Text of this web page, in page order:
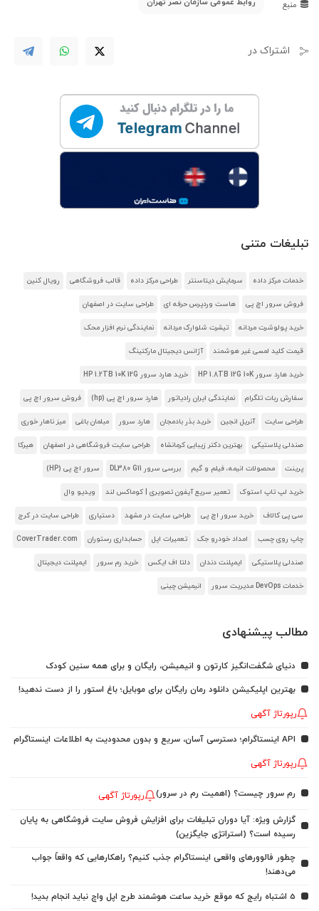
منبع
اشتراک در
تبلیغات متنی
خدمات مرکز داده سرمایش دیتاسنتر طراحی مرکز داده قالب فروشگاهی رویال کنین
فروش سرور اچ پی هاست وردپرس حرفه ای طراحی سایت در اصفهان
خرید پولوشرت مردانه تیشرت شلوارک مردانه نمایندگی نرم افزار محک
قیمت کلید لمسی غیر هوشمند آژانس دیجیتال مارکتینگ
خرید هارد سرور HP 1.8TB 12G 10K خرید هارد سرور HP 1.2TB 10K 12G
سفارش ربات تلگرام نمایندگی ایران رادیاتور هارد سرور اچ پی (hp) فروش سرور اچ پی
طراحی سایت آنریل انجین خرید بذر بادمجان هارد سرور مبلمان باغی میز ناهار خوری
صندلی پلاستیکی بهترین دکتر زیبایی کرمانشاه طراحی سایت فروشگاهی در اصفهان هیرکا
پرینت محصولات انیمه، فیلم و گیم بررسی سرور DL380 G11 سرور اچ پی (HP)
خرید لپ تاپ استوک تعمیر سریع آیفون تصویری | کوماکس لند ویدیو وال
سی پی کالاف خرید سرور اچ پی طراحی سایت در مشهد دستیاری طراحی سایت در کرج
چاپ روی چسب امداد خودرو جک تعمیرات اپل حسابداری رستوران CoverTrader.com
صندلی پلاستیکی ایمپلنت دندان دلتا اف ایکس خرید رم سرور ایمپلنت دیجیتال
خدمات DevOps مدیریت سرور انیمیشن چینی
مطالب پیشنهادی
دنیای شگفت‌انگیز کارتون و انیمیشن، رایگان و برای همه سنین کودک
بهترین اپلیکیشن دانلود رمان رایگان برای موبایل؛ باغ استور را از دست ندهید!
رپورتاژ آگهی
API اینستاگرام؛ دسترسی آسان، سریع و بدون محدودیت به اطلاعات اینستاگرام
رپورتاژ آگهی
رم سرور چیست؟ (اهمیت رم در سرور) رپورتاژ آگهی
گزارش ویژه: آیا دوران تبلیغات برای افزایش فروش سایت فروشگاهی به پایان
رسیده است؟ (استراتژی جایگزین)
چطور فالوورهای واقعی اینستاگرام جذب کنیم؟ راهکارهایی که واقعاً جواب
می‌دهند!
5 اشتباه رایج که موقع خرید ساعت هوشمند طرح اپل واچ نباید انجام بدید!